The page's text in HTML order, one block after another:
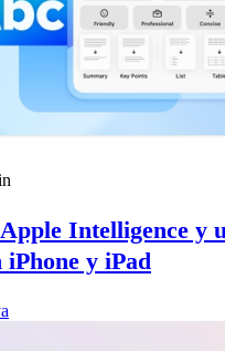
Intelligence y
y iPad